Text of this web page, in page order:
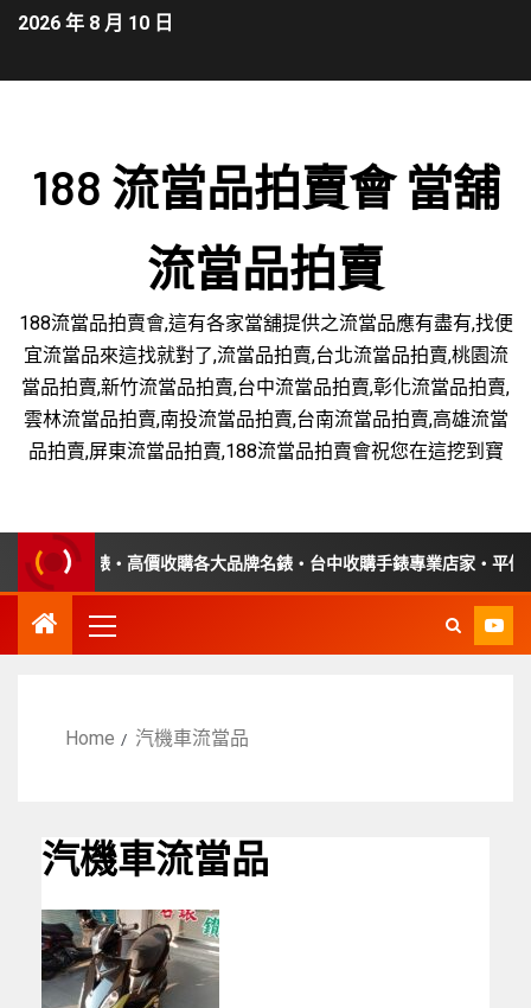
2026 年 8 月 10 日
188 流當品拍賣會 當舖
流當品拍賣
188流當品拍賣會,這有各家當舖提供之流當品應有盡有,找便
宜流當品來這找就對了,流當品拍賣,台北流當品拍賣,桃園流
當品拍賣,新竹流當品拍賣,台中流當品拍賣,彰化流當品拍賣,
雲林流當品拍賣,南投流當品拍賣,台南流當品拍賣,高雄流當
品拍賣,屏東流當品拍賣,188流當品拍賣會祝您在這挖到寶
障手錶・高價收購各大品牌名錶・台中收購手錶專業店家・平價手錶維
Home 汽機車流當品
汽機車流當品